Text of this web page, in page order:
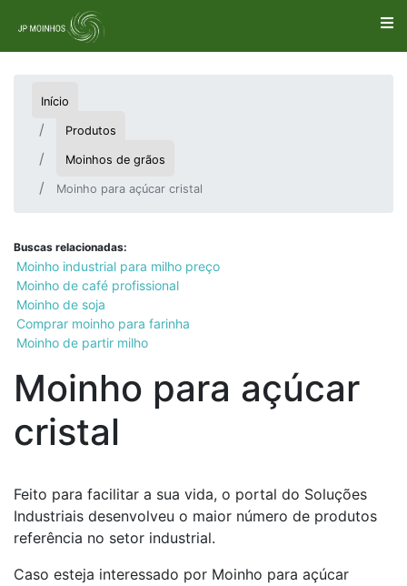
Início
Produtos
Moinhos de grãos
Moinho para açúcar cristal
Buscas relacionadas:
Moinho industrial para milho preço
Moinho de café profissional
Moinho de soja
Comprar moinho para farinha
Moinho de partir milho
Moinho para açúcar
cristal
Feito para facilitar a sua vida, o portal do Soluções
Industriais desenvolveu o maior número de produtos
referência no setor industrial.
Caso esteja interessado por Moinho para açúcar